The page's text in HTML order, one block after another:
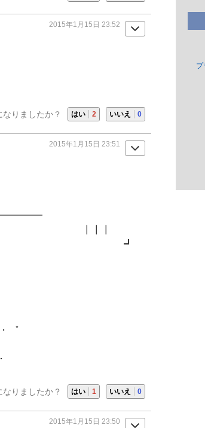
2015年1月15日 23:52
りましたか？ はい 2 いいえ 0
2015年1月15日 23:51
） ┃ ┃┃┃
ﾞ ! ) ｡ ┛
ﾟ
りましたか？ はい 1 いいえ 0
2015年1月15日 23:50
プ